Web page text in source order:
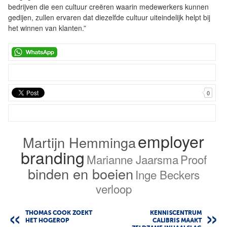
bedrijven die een cultuur creëren waarin medewerkers kunnen
gedijen, zullen ervaren dat diezelfde cultuur uiteindelijk helpt bij
het winnen van klanten.”
0
Martijn Hemmingaemployer
branding Marianne Jaarsma Proof
binden en boeien Inge Beckers
verloop
THOMAS COOK ZOEKT
HET HOGEROP
KENNISCENTRUM
CALIBRIS MAAKT